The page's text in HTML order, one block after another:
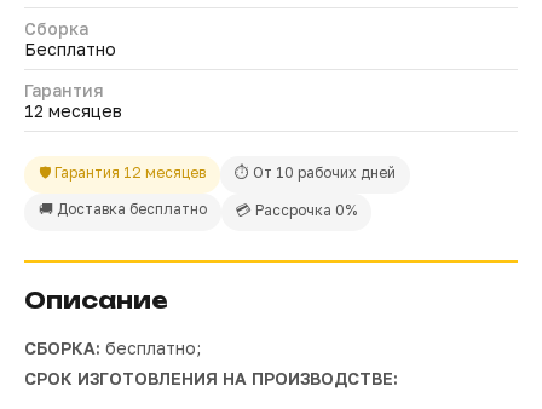
Сборка
Бесплатно
Гарантия
12 месяцев
🛡 Гарантия 12 месяцев
⏱ От 10 рабочих дней
🚚 Доставка бесплатно
💳 Рассрочка 0%
Описание
СБОРКА: бесплатно;
СРОК ИЗГОТОВЛЕНИЯ НА ПРОИЗВОДСТВЕ: